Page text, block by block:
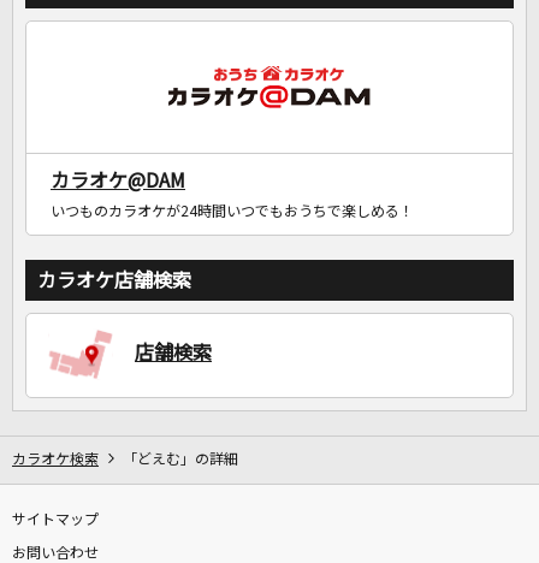
カラオケ@DAM
いつものカラオケが24時間いつでもおうちで楽しめる！
カラオケ店舗検索
店舗検索
カラオケ検索 「どえむ」の詳細
サイトマップ
お問い合わせ